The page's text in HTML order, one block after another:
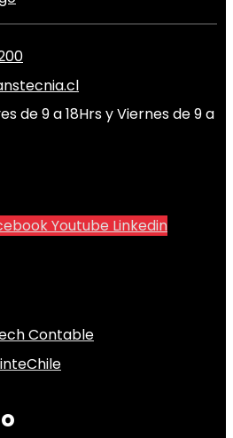
de 9 a 18Hrs y Viernes de 9 a
Youtube Linkedin
Contable